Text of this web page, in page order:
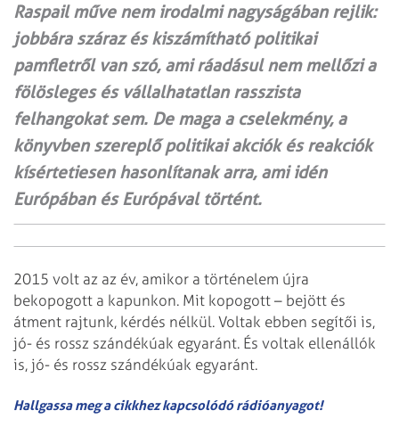
Raspail műve nem irodalmi nagyságában rejlik:
jobbára száraz és kiszámítható politikai
pamfletről van szó, ami ráadásul nem mellőzi a
fölösleges és vállalhatatlan rasszista
felhangokat sem. De maga a cselekmény, a
könyvben szereplő politikai akciók és reakciók
kísértetiesen hasonlítanak arra, ami idén
Európában és Európával történt.
2015 volt az az év, amikor a történelem újra
bekopogott a kapunkon. Mit kopogott – bejött és
átment rajtunk, kérdés nélkül. Voltak ebben segítői is,
jó- és rossz szándékúak egyaránt. És voltak ellenállók
is, jó- és rossz szándékúak egyaránt.
Hallgassa meg a cikkhez kapcsolódó rádióanyagot!